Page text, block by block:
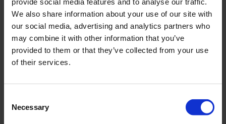
We also share information about your use of our site with
our social media, advertising and analytics partners who
may combine it with other information that you’ve
provided to them or that they’ve collected from your use
of their services.
Selection
Necessary
Bodemtransportmeter
Arnhem - set
Maximale
> 10 m
Roestvrij staal, ijzer,